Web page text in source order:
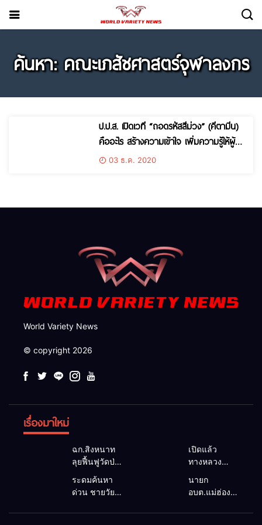
ค้นหา: คณะเภสัชศาสตร์จุฬาลงกร
ป.ป.ส. เปิดเวที “ถอดรหัสสีม่วง” (คีตามีน)
คืออะไร สร้างความเข้าใจ เพิ่มความรู้ให้ผู้
ปฏิบัติงาน
03 ธ.ค. 2020
World Variety News
© copyright 2026
เรื่องมาใหม่
ฉก.สิงหนาท
ลุยฟื้นฟูวัดป่า
ถ้ำวัว ระดม
กำลังเคลียร์
ใต้สะพาน
ซ่อมคอ
เปิดแล้ว
ทางหลวง
ตามปกติ หลัง
คอสะพานแม่
สุยะขาดจาก
ระดมค้นหา
ด่วน ชายวัย
ปริศนาริมลำ
นายก
อบต.แม่ฮ่องสอน
แก้วิกฤตแม่น้ำ